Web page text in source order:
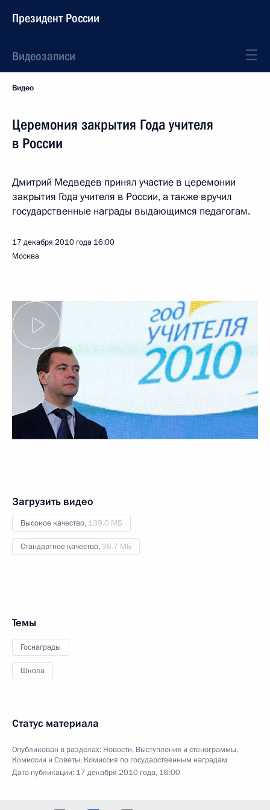
Президент России
Видеозаписи
Видео
Церемония закрытия Года учителя
в России
Дмитрий Медведев принял участие в церемонии
закрытия Года учителя в России, а также вручил
государственные награды выдающимся педагогам.
17 декабря 2010 года 16:00
Москва
Загрузить видео
Высокое качество, 139.0 МБ
Стандартное качество, 36.7 МБ
Темы
Госнаграды
Школа
Статус материала
Опубликован в разделах: Новости, Выступления и стенограммы,
Комиссии и Советы, Комиссия по государственным наградам
Дата публикации: 17 декабря 2010 года, 16:00